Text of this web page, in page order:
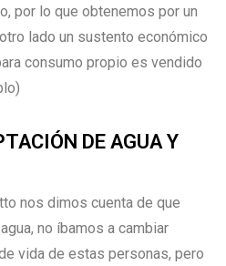
por lo que obtenemos por un
lado un sustento económico
consumo propio es vendido
DE AGUA Y
nos dimos cuenta de que
no íbamos a cambiar
vida de estas personas, pero